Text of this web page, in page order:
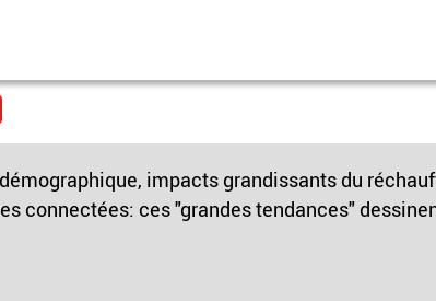
impacts grandissants du
connectées: ces "grandes tendances"